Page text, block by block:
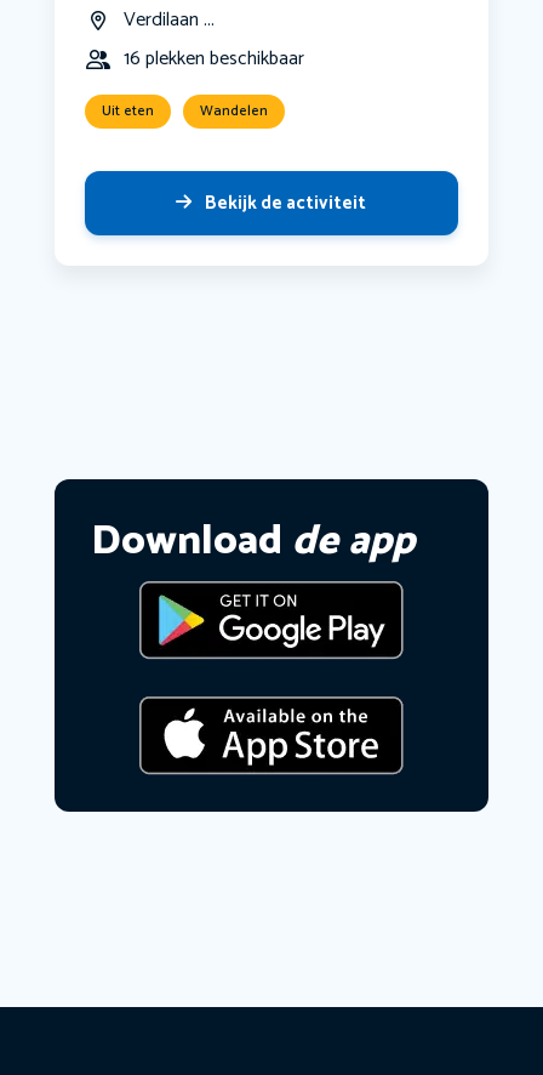
Verdilaan ...
16 plekken beschikbaar
Uit eten Wandelen
Bekijk de activiteit
Download de app